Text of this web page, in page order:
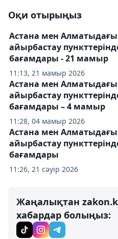
Оқи отырыңыз
11:13, 21 мамыр 2026
Астана мен Алматыдағы
айырбастау
бағамдары - 21 мамыр
11:28, 04 мамыр 2026
Астана мен Алматыдағы
айырбастау
бағамдары – 4 мамыр
11:26, 21 сәуір 2026
Астана мен Алматыдағы
айырбастау
бағамдары
Жаңалықтан
хабардар болыңыз: